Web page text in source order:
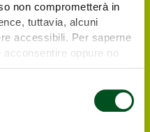
non comprometterà in
tuttavia, alcuni
accessibili. Per saperne
oppure no
biglietto